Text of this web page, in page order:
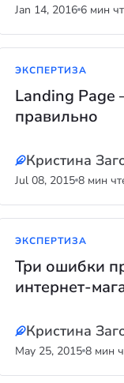
Jan 14, 2016 6 мин
ЭКСПЕРТИЗА
Landing Page
правильно
Кристина
Jul 08, 2015 8 мин
ЭКСПЕРТИЗА
Три ошибки
интернет-
Кристина
May 25, 2015 8 мин